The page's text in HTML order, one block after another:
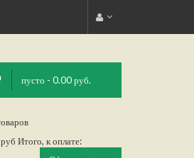
пусто - 0.00 руб.
Итого, к оплате: